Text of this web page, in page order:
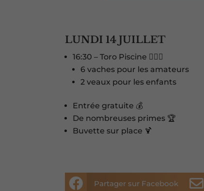
LUNDI 14 JUILLET
16:30 – Toro Piscine 🏊‍♂️🐂
6 vaches pour les amateurs
2 veaux pour les enfants
Entrée gratuite 💰
De nombreuses primes 🏆
Buvette sur place 🍹
 Partager sur Facebook 